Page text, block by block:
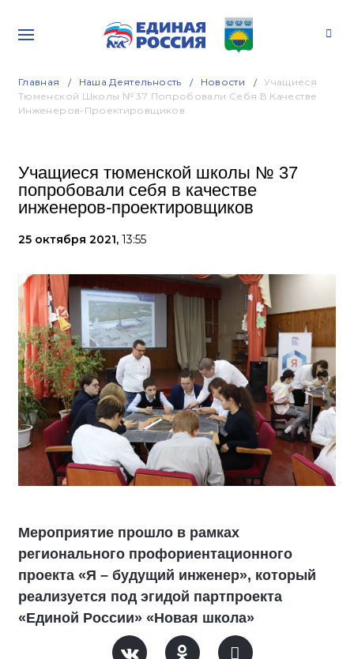
Главная Наша Деятельность Новости
Учащиеся
Тюменской Школы № 37 Попробовали Себя В Качестве
Инженеров-Проектировщиков
Учащиеся тюменской школы № 37
попробовали себя в качестве
инженеров-проектировщиков
25 октября 2021, 13:55
Мероприятие прошло в рамках
регионального профориентационного
проекта «Я – будущий инженер», который
реализуется под эгидой партпроекта
«Единой России» «Новая школа»